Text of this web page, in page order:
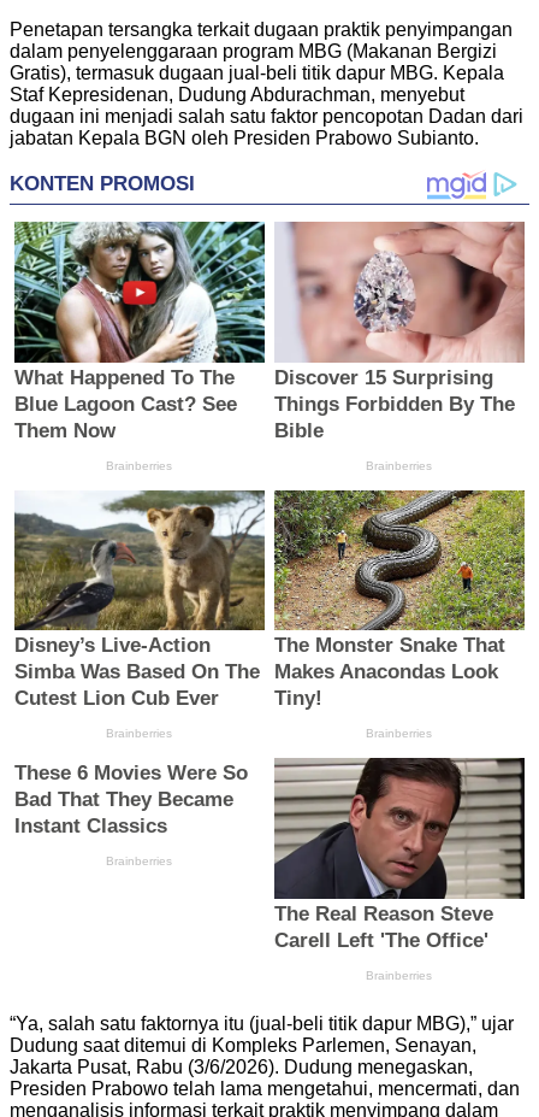
Penetapan tersangka terkait dugaan praktik penyimpangan
dalam penyelenggaraan program MBG (Makanan Bergizi
Gratis), termasuk dugaan jual-beli titik dapur MBG. Kepala
Staf Kepresidenan, Dudung Abdurachman, menyebut
dugaan ini menjadi salah satu faktor pencopotan Dadan dari
jabatan Kepala BGN oleh Presiden Prabowo Subianto.
“Ya, salah satu faktornya itu (jual-beli titik dapur MBG),” ujar
Dudung saat ditemui di Kompleks Parlemen, Senayan,
Jakarta Pusat, Rabu (3/6/2026). Dudung menegaskan,
Presiden Prabowo telah lama mengetahui, mencermati, dan
menganalisis informasi terkait praktik menyimpang dalam